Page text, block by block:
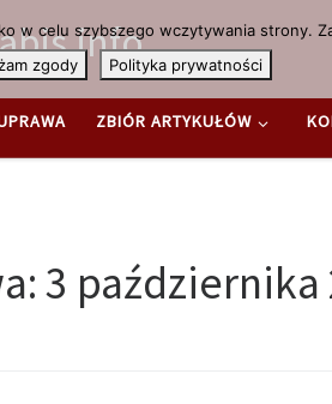
ZBIÓR ARTYKUŁÓW
3 października
w celu szybszego wczytywania strony.
zgody Polityka prywatności